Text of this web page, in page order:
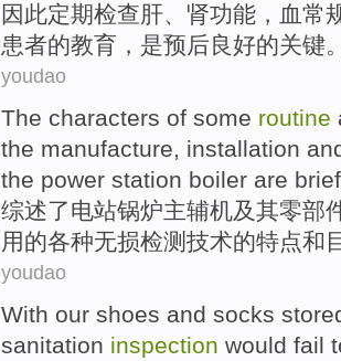
因此定期检查肝、 肾功能 ， 血常
患者的教育 ， 是预后良好的关键
youdao
The characters of some routine
the manufacture, installation
the power station boiler are
综述了电站锅炉主辅机及其零部
用的各种无损检测 技术的特点和
youdao
With our shoes and socks
sanitation inspection would fail